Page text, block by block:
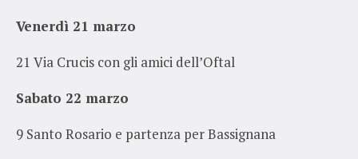
Venerdì 21 marzo
21 Via Crucis con gli amici dell’Oftal
Sabato 22 marzo
9 Santo Rosario e partenza per Bassignana